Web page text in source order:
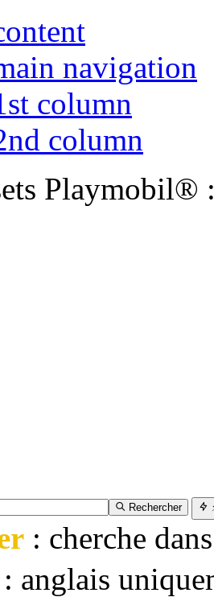
navigation
column
column
Playmobil®
Rechercher
: cherche
: anglais